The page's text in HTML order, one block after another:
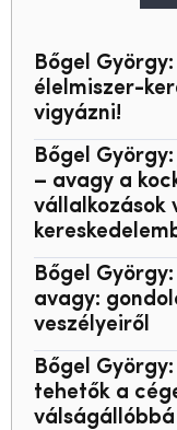
Bőgel
élelmiszer-
vigyázni!
Bőgel
– avagy a
vállalkozások
Bőgel
avagy:
veszélyeiről
Bőgel
tehetők a
válságállóbbá